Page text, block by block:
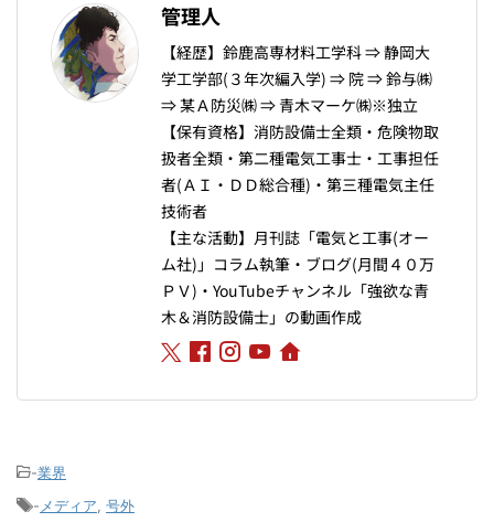
管理人
【経歴】鈴鹿高専材料工学科 ⇒ 静岡大
学工学部(３年次編入学) ⇒ 院 ⇒ 鈴与㈱
⇒ 某Ａ防災㈱ ⇒ 青木マーケ㈱※独立
【保有資格】消防設備士全類・危険物取
扱者全類・第二種電気工事士・工事担任
者(ＡＩ・ＤＤ総合種)・第三種電気主任
技術者
【主な活動】月刊誌「電気と工事(オー
ム社)」コラム執筆・ブログ(月間４０万
ＰＶ)・YouTubeチャンネル「強欲な青
木＆消防設備士」の動画作成
-業界
-メディア, 号外